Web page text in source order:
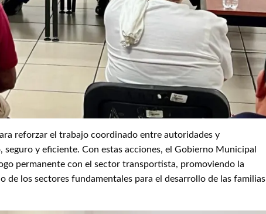
reforzar el trabajo coordinado entre autoridades y
y eficiente. Con estas acciones, el Gobierno Municipal
permanente con el sector transportista, promoviendo la
los sectores fundamentales para el desarrollo de las familias